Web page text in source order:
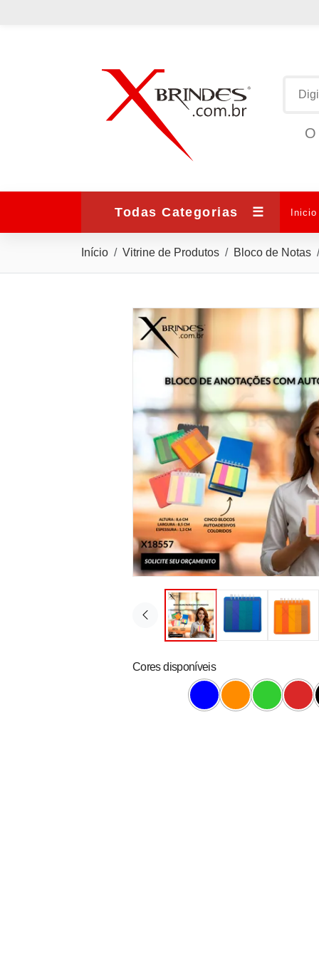
Todas Categorias ☰ Inicio
Início Vitrine de Produtos Bloco de Notas
Cores disponíveis